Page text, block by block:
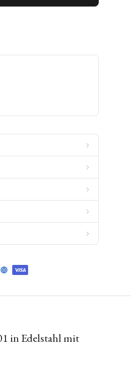
in Edelstahl mit